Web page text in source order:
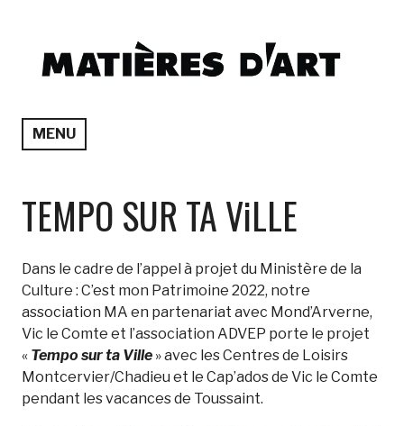
contenu
principal
Matières d'Art
MENU
TEMPO SUR TA ViLLE
Dans le cadre de l’appel à projet du Ministère de la
Culture : C’est mon Patrimoine 2022, notre
association MA en partenariat avec Mond’Arverne,
Vic le Comte et l’association ADVEP porte le projet
« Tempo sur ta Ville » avec les Centres de Loisirs
Montcervier/Chadieu et le Cap’ados de Vic le Comte
pendant les vacances de Toussaint.